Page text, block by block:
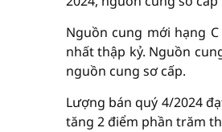
Nguồn cung mới hạng
nhất thập kỷ. Nguồn
nguồn cung sơ cấp.
Lượng bán quý 4/2024
tăng 2 điểm phần trăm